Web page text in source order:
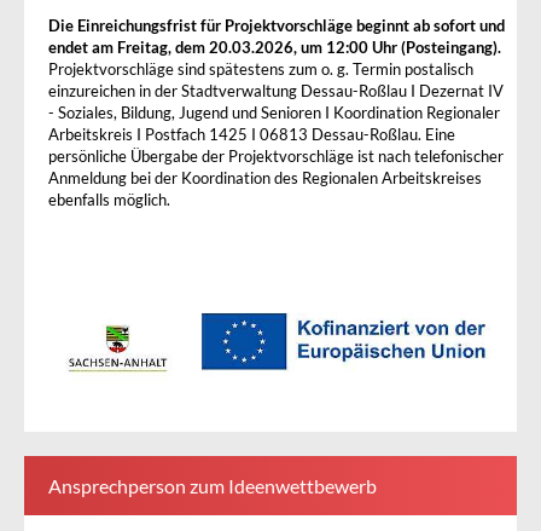
Die Einreichungsfrist für Projektvorschläge beginnt ab sofort und
endet am Freitag, dem 20.03.2026, um 12:00 Uhr (Posteingang).
Projektvorschläge sind spätestens zum o. g. Termin postalisch
einzureichen in der Stadtverwaltung Dessau-Roßlau I Dezernat IV
- Soziales, Bildung, Jugend und Senioren I Koordination Regionaler
Arbeitskreis I Postfach 1425 I 06813 Dessau-Roßlau. Eine
persönliche Übergabe der Projektvorschläge ist nach telefonischer
Anmeldung bei der Koordination des Regionalen Arbeitskreises
ebenfalls möglich.
Ansprechperson zum Ideenwettbewerb